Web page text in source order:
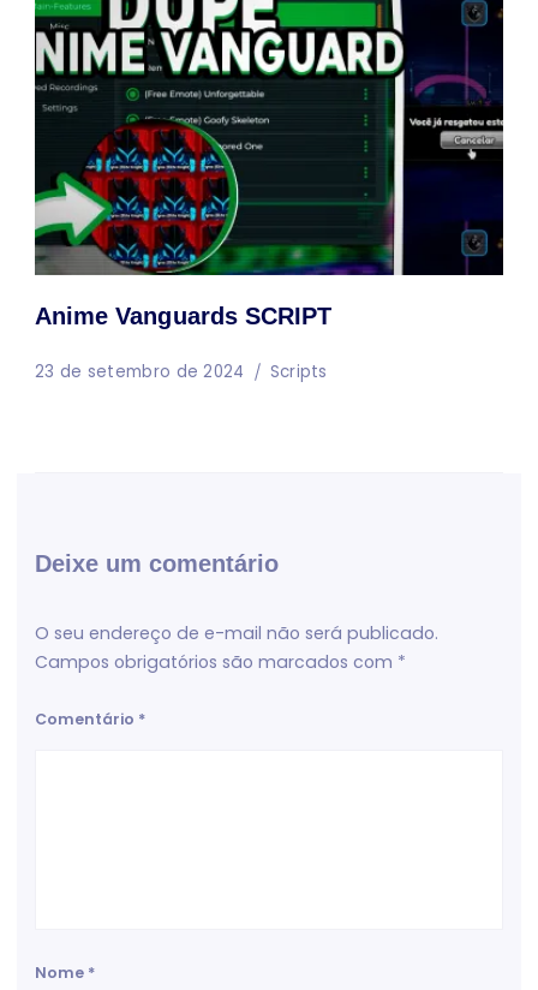
Anime Vanguards SCRIPT
23 de setembro de 2024 Scripts
Deixe um comentário
O seu endereço de e-mail não será publicado.
Campos obrigatórios são marcados com *
Comentário *
Nome *